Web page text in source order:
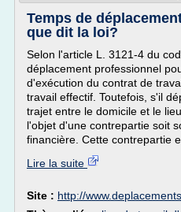
Temps de
que dit la loi?
Selon l'article L. 3121-4 du
déplacement professionnel
d'exécution du contrat de
travail effectif. Toutefois, s'il
trajet entre le domicile et le
l'objet d'une contrepartie soit
financière. Cette contrepartie
Lire la suite
Site : http://